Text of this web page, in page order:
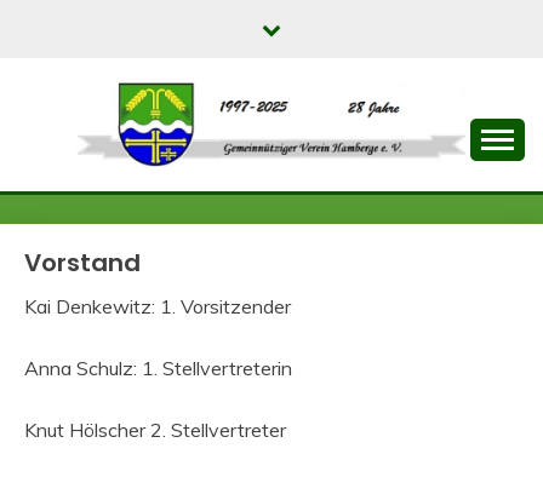
GEMEINNÜTZIGER
VEREIN HAMBERGE
E.V.
Vorstand
Kai Denkewitz: 1. Vorsitzender
Anna Schulz: 1. Stellvertreterin
Knut Hölscher 2. Stellvertreter